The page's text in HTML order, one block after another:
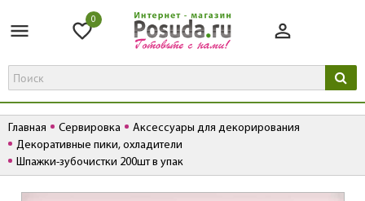
0
Главная Сервировка
Аксессуары для декорирования
Декоративные пики, охладители
Шпажки-зубочистки 200шт в упак